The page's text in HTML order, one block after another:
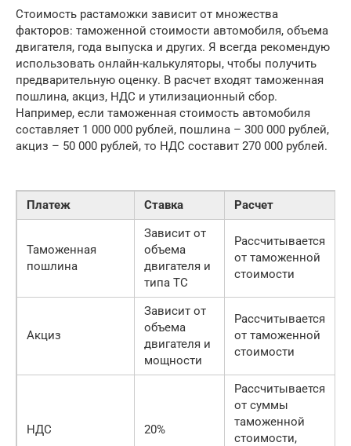
Стоимость растаможки зависит от множества
факторов: таможенной стоимости автомобиля, объема
двигателя, года выпуска и других. Я всегда рекомендую
использовать онлайн-калькуляторы, чтобы получить
предварительную оценку. В расчет входят таможенная
пошлина, акциз, НДС и утилизационный сбор.
Например, если таможенная стоимость автомобиля
составляет 1 000 000 рублей, пошлина – 300 000 рублей,
акциз – 50 000 рублей, то НДС составит 270 000 рублей.
Платеж Ставка Расчет
Таможенная
пошлина
Зависит от
объема
двигателя и
типа ТС
Рассчитывается
от таможенной
стоимости
Акциз
Зависит от
объема
двигателя и
мощности
Рассчитывается
от таможенной
стоимости
НДС 20%
Рассчитывается
от суммы
таможенной
стоимости,